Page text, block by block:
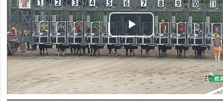
Play
Video